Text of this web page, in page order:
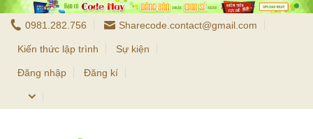
0981.282.756 Sharecode.contact@gmail.com
Kiến thức lập trình Sự kiện
Đăng nhập Đăng kí